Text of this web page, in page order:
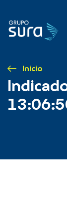
Inicio